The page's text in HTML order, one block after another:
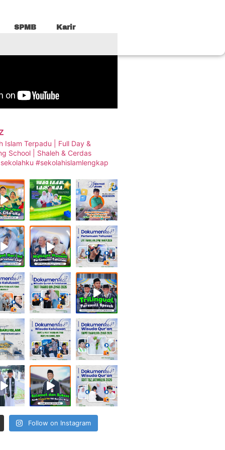
SPMB Karir
Islam Terpadu | Full Day &
School | Shaleh & Cerdas
#sekolahislamlengkap
Follow on Instagram